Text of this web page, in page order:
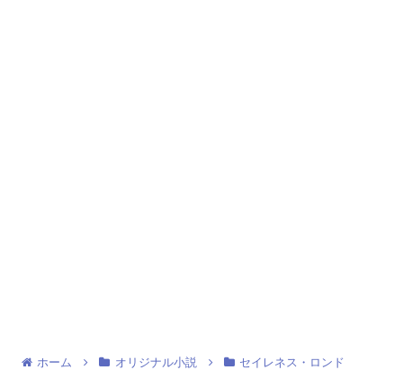
ホーム オリジナル小説 セイレネス・ロンド